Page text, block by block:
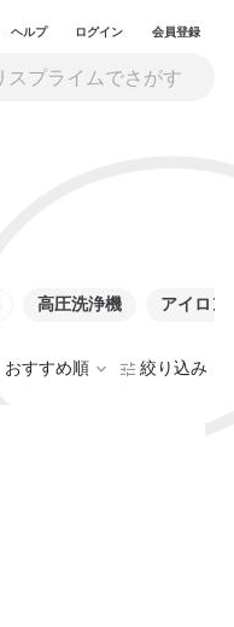
ヘルプ ログイン 会員登録
高圧洗浄機 アイロン
おすすめ順 絞り込み